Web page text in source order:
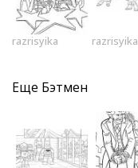
razrisyika razrisyika
Еще Бэтмен